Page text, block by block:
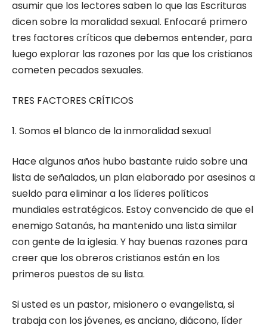
asumir que los lectores saben lo que las Escrituras
dicen sobre la moralidad sexual. Enfocaré primero
tres factores críticos que debemos entender, para
luego explorar las razones por las que los cristianos
cometen pecados sexuales.
TRES FACTORES CRÍTICOS
1. Somos el blanco de la inmoralidad sexual
Hace algunos años hubo bastante ruido sobre una
lista de señalados, un plan elaborado por asesinos a
sueldo para eliminar a los líderes políticos
mundiales estratégicos. Estoy convencido de que el
enemigo Satanás, ha mantenido una lista similar
con gente de la iglesia. Y hay buenas razones para
creer que los obreros cristianos están en los
primeros puestos de su lista.
Si usted es un pastor, misionero o evangelista, si
trabaja con los jóvenes, es anciano, diácono, líder